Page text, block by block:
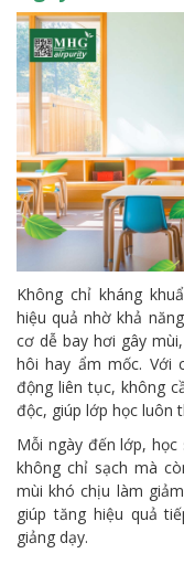
Không chỉ kháng
hiệu quả nhờ khả
cơ dễ bay hơi gây
hôi hay ẩm mốc. Với
động liên tục, không
độc, giúp lớp học luôn
Mỗi ngày đến lớp,
không chỉ sạch mà
mùi khó chịu làm
giúp tăng hiệu quả
giảng dạy.